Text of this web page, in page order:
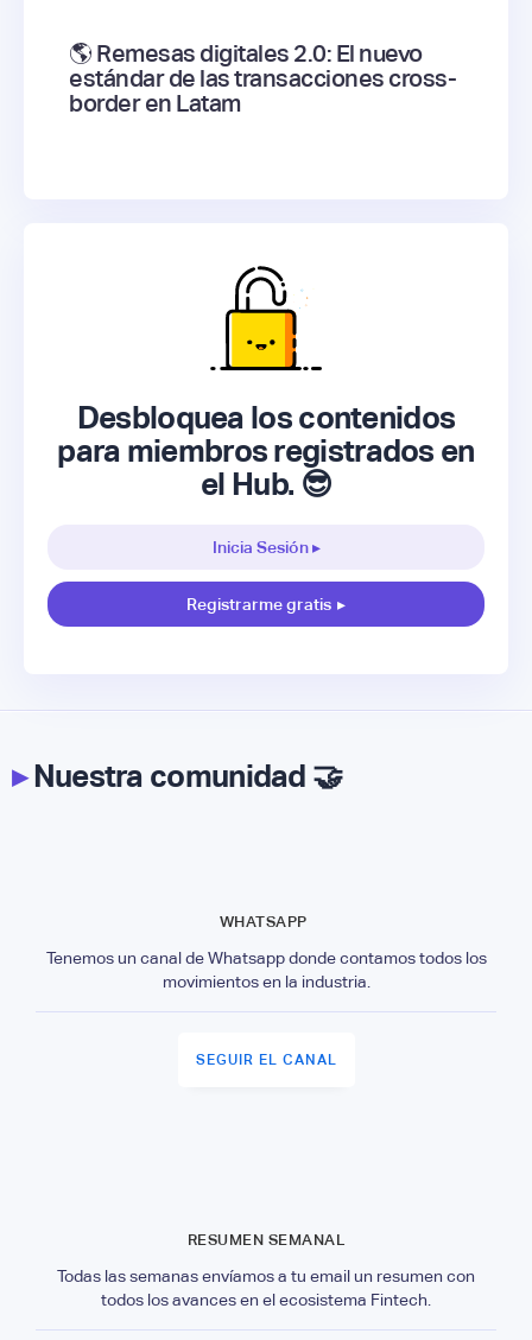
🌎 Remesas digitales 2.0: El nuevo
estándar de las transacciones cross-
border en Latam
Desbloquea los contenidos
para miembros registrados en
el Hub. 😎
Inicia Sesión ▸
Registrarme gratis ▸
▸Nuestra comunidad 🤝
WHATSAPP
Tenemos un canal de Whatsapp donde contamos todos los
movimientos en la industria.
SEGUIR EL CANAL
RESUMEN SEMANAL
Todas las semanas envíamos a tu email un resumen con
todos los avances en el ecosistema Fintech.